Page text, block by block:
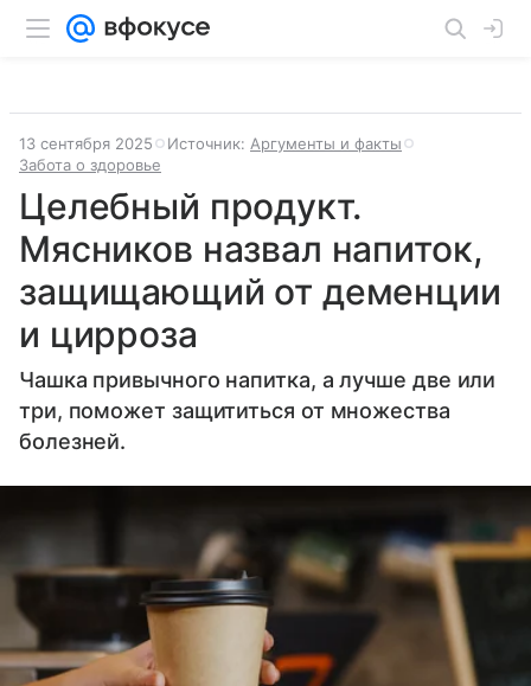
13 сентября 2025 Источник: Аргументы и факты
Забота о здоровье
Целебный продукт.
Мясников назвал напиток,
защищающий от деменции
и цирроза
Чашка привычного напитка, а лучше две или
три, поможет защититься от множества
болезней.